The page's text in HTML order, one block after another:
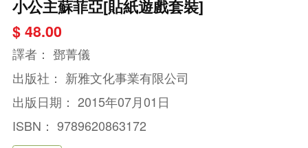
小公主蘇菲亞[貼紙遊戲套裝]
$ 48.00
譯者： 鄧菁儀
出版社： 新雅文化事業有限公司
出版日期： 2015年07月01日
ISBN： 9789620863172